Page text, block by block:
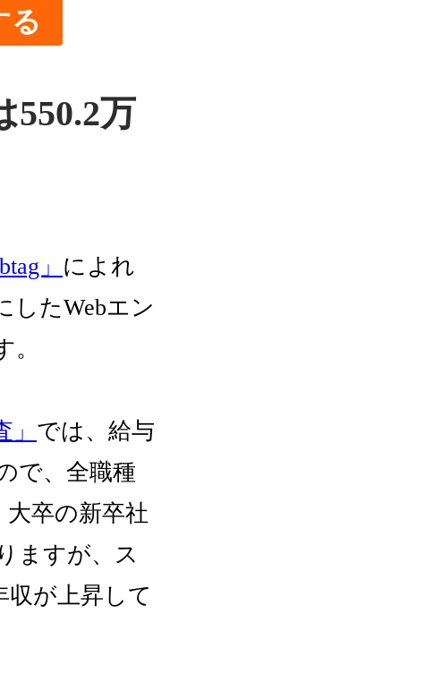
る
550.2万
」 によれ
したWebエン
では、給与
で、全職種
卒の新卒社
ますが、ス
が上昇して